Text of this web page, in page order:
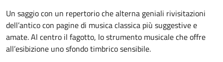
Un saggio con un repertorio che alterna geniali rivisitazioni
dell’antico con pagine di musica classica più suggestive e
amate. Al centro il fagotto, lo strumento musicale che offre
all’esibizione uno sfondo timbrico sensibile.